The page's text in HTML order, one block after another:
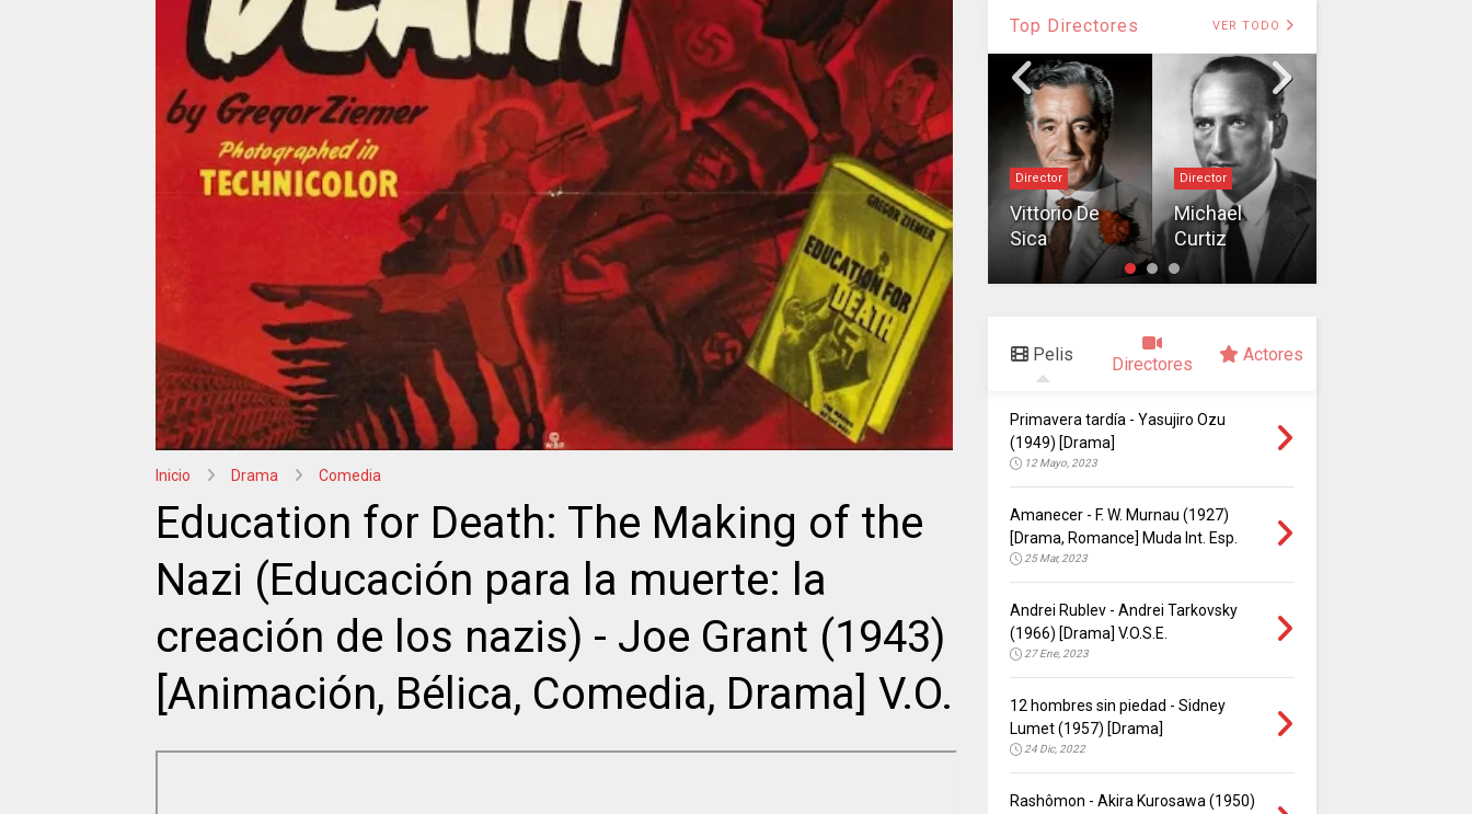
Inicio Drama Comedia
Education for Death: The Making of the
Nazi (Educación para la muerte: la
creación de los nazis) - Joe Grant (1943)
[Animación, Bélica, Comedia, Drama] V.O.
Top Directores VER TODO
Akira Kurosawa
Akira
Kurosawa
Director
Segundo de
Chomón
Director
Vittorio De
Sica
Director
Michael
Curtiz
Pelis Directores Actores
Primavera tardía - Yasujiro Ozu
(1949) [Drama]
12 Mayo, 2023
Amanecer - F. W. Murnau (1927)
[Drama, Romance] Muda Int. Esp.
25 Mar, 2023
Andrei Rublev - Andrei Tarkovsky
(1966) [Drama] V.O.S.E.
27 Ene, 2023
12 hombres sin piedad - Sidney
Lumet (1957) [Drama]
24 Dic, 2022
Rashômon - Akira Kurosawa (1950)